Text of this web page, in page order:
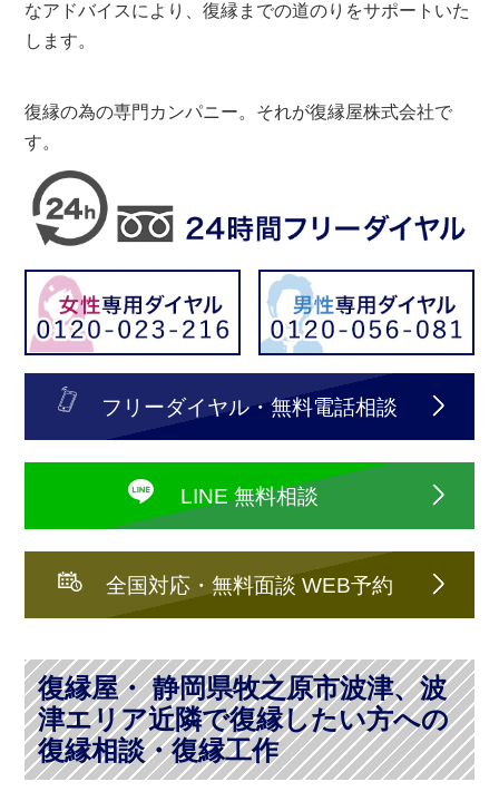
なアドバイスにより、復縁までの道のりをサポートいた
します。
復縁の為の専門カンパニー。それが復縁屋株式会社で
す。
フリーダイヤル・無料電話相談
LINE 無料相談
全国対応・無料面談 WEB予約
復縁屋・ 静岡県牧之原市波津、波
津エリア近隣で復縁したい方への
復縁相談・復縁工作